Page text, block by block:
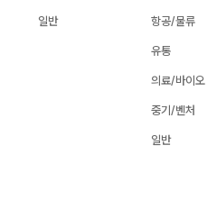
일반 항공/물류
유통
의료/바이오
중기/벤처
일반